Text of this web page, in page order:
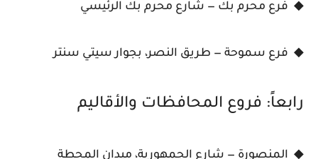
◆ فرع محرم بك — شارع محرم بك الرئيسي
◆ فرع سموحة — طريق النصر، بجوار سيتي سنتر
رابعاً: فروع المحافظات والأقاليم
◆ المنصورة — شارع الجمهورية، ميدان المحطة